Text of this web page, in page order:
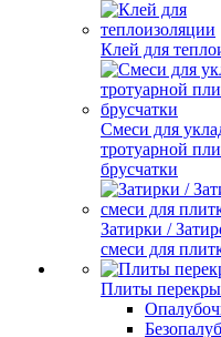
Клей для
Смеси для
тротуарной
брусчатки
Затирки /
смеси для
Плиты